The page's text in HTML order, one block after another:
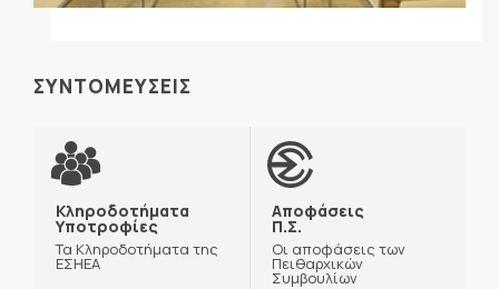
ΣΥΝΤΟΜΕΥΣΕΙΣ
Κληροδοτήματα
Υποτροφίες
Τα Κληροδοτήματα της
ΕΣΗΕΑ
Αποφάσεις
Π.Σ.
Οι αποφάσεις των
Πειθαρχικών
Συμβουλίων